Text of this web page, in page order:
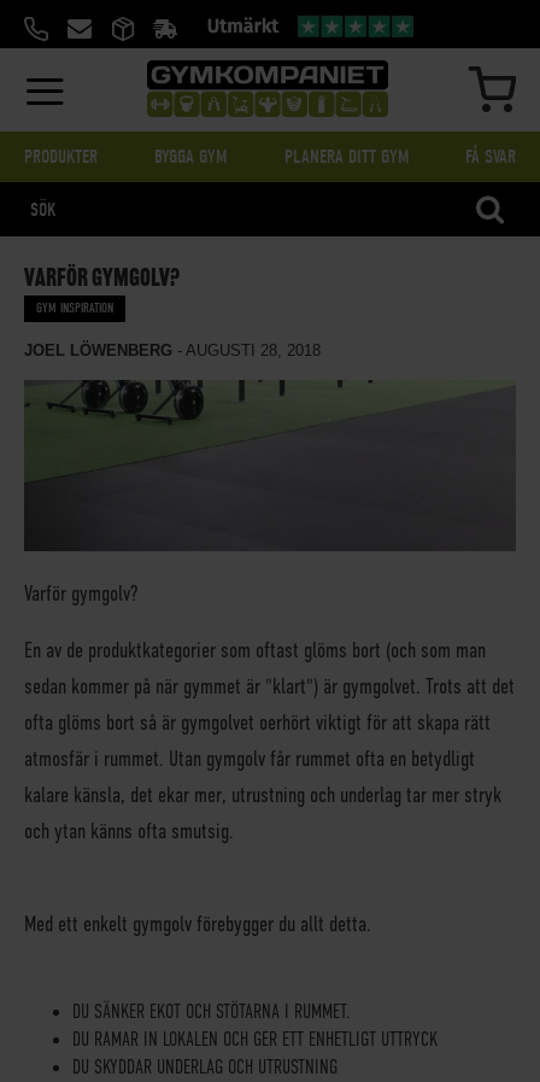
TILL
PRODUKTER BYGGA GYM PLANERA DITT GYM FÅ SVAR
VARFÖR GYMGOLV?
GYM INSPIRATION
JOEL LÖWENBERG - AUGUSTI 28, 2018
Varför gymgolv?
En av de produktkategorier som oftast glöms bort (och som man
sedan kommer på när gymmet är "klart") är gymgolvet. Trots att det
ofta glöms bort så är gymgolvet oerhört viktigt för att skapa rätt
atmosfär i rummet. Utan gymgolv får rummet ofta en betydligt
kalare känsla, det ekar mer, utrustning och underlag tar mer stryk
och ytan känns ofta smutsig.
Med ett enkelt gymgolv förebygger du allt detta.
DU SÄNKER EKOT OCH STÖTARNA I RUMMET.
DU RAMAR IN LOKALEN OCH GER ETT ENHETLIGT UTTRYCK
DU SKYDDAR UNDERLAG OCH UTRUSTNING